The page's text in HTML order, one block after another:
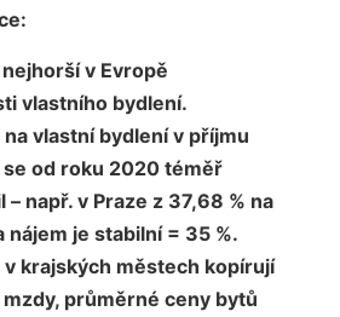
v Evropě
vlastního bydlení.
na vlastní bydlení v příjmu
od roku 2020 téměř
– např. v Praze z 37,68 % na
nájem je stabilní = 35 %.
v krajských městech kopírují
průměrné ceny bytů